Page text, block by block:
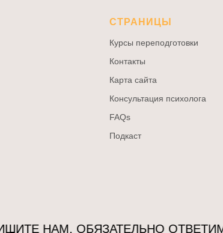
СТРАНИЦЫ
Курсы переподготовки
Контакты
Карта сайта
Консультация психолога
FAQs
Подкаст
НАМ, ОБЯЗАТЕЛЬНО ОТВЕТИМ.